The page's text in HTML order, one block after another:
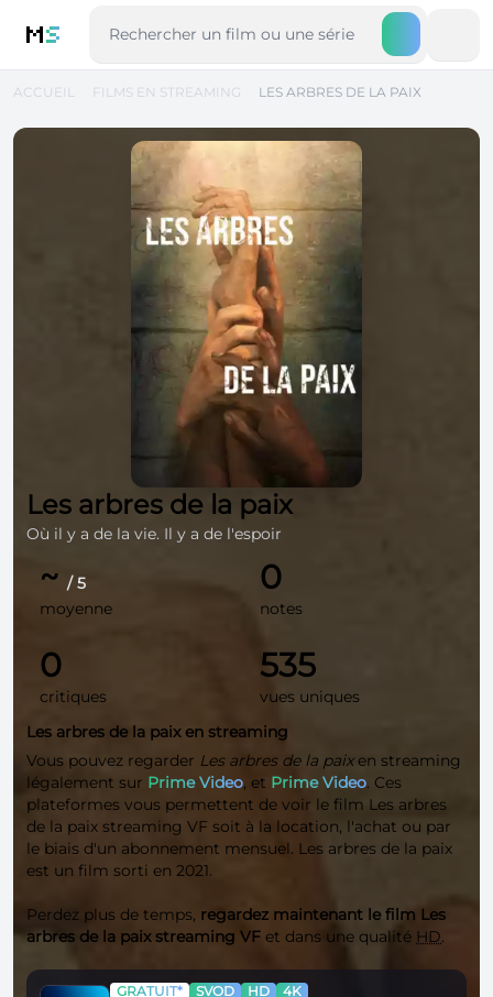
MS
ACCUEIL FILMS EN STREAMING LES ARBRES DE LA PAIX
Les arbres de la paix
Où il y a de la vie. Il y a de l'espoir
~ / 5
moyenne
0
notes
0
critiques
535
vues uniques
Les arbres de la paix en streaming
Vous pouvez regarder Les arbres de la paixen streaming
légalement sur Prime Video, et Prime Video. Ces
plateformes vous permettent de voir le film Les arbres
de la paix streaming VF soit à la location, l'achat ou par
le biais d'un abonnement mensuel. Les arbres de la paix
est un film sorti en 2021.
Perdez plus de temps, regardez maintenant le film Les
arbres de la paix streaming VF et dans une qualité HD.
GRATUIT* SVOD HD 4K